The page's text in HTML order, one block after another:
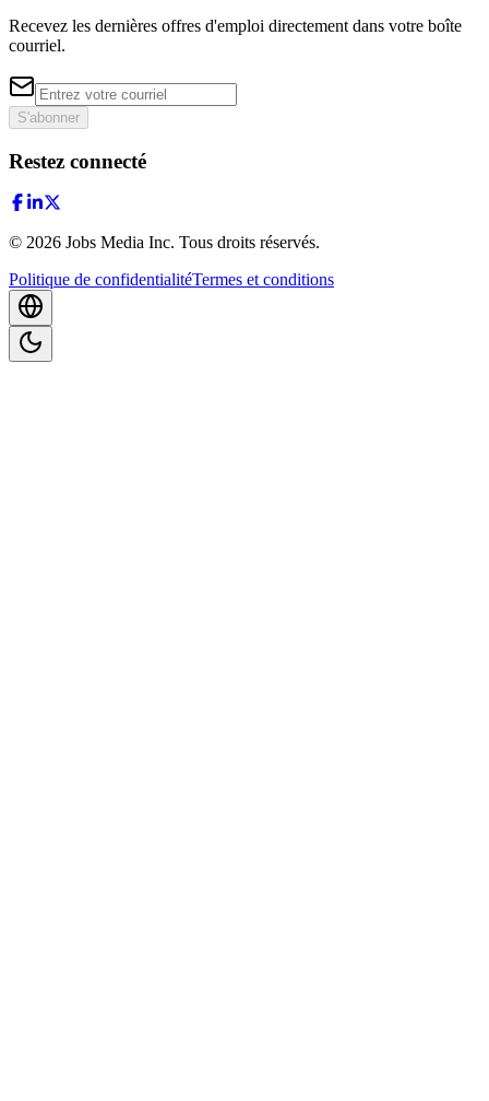
Recevez les dernières offres d'emploi directement dans votre boîte
courriel.
S'abonner
Restez connecté
© 2026 Jobs Media Inc. Tous droits réservés.
Politique de confidentialitéTermes et conditions